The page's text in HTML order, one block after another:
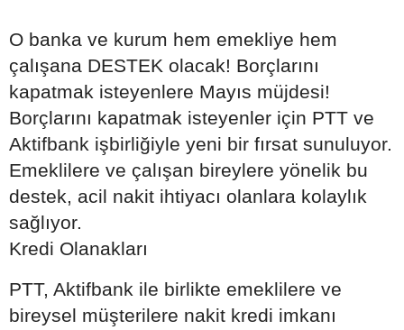
O banka ve kurum hem emekliye hem
çalışana DESTEK olacak! Borçlarını
kapatmak isteyenlere Mayıs müjdesi!
Borçlarını kapatmak isteyenler için PTT ve
Aktifbank işbirliğiyle yeni bir fırsat sunuluyor.
Emeklilere ve çalışan bireylere yönelik bu
destek, acil nakit ihtiyacı olanlara kolaylık
sağlıyor.
Kredi Olanakları
PTT, Aktifbank ile birlikte emeklilere ve
bireysel müşterilere nakit kredi imkanı